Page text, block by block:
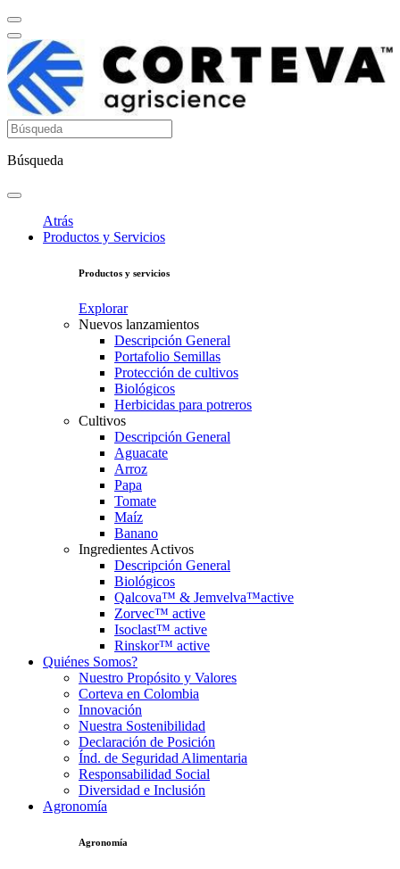
Búsqueda
Atrás
Productos y Servicios
Productos y servicios
Explorar
Nuevos lanzamientos
Descripción General
Portafolio Semillas
Protección de cultivos
Biológicos
Herbicidas para potreros
Cultivos
Descripción General
Aguacate
Arroz
Papa
Tomate
Maíz
Banano
Ingredientes Activos
Descripción General
Biológicos
Qalcova™ & Jemvelva™active
Zorvec™ active
Isoclast™ active
Rinskor™ active
Quiénes Somos?
Nuestro Propósito y Valores
Corteva en Colombia
Innovación
Nuestra Sostenibilidad
Declaración de Posición
Índ. de Seguridad Alimentaria
Responsabilidad Social
Diversidad e Inclusión
Agronomía
Agronomía